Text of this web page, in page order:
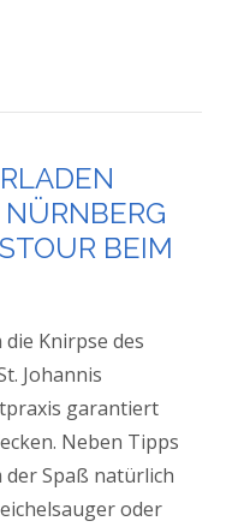
BEIM
Knirpse des
Johannis
garantiert
Neben Tipps
Spaß natürlich
oder